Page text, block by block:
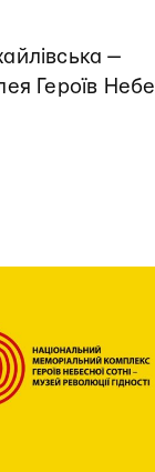
—
Героїв